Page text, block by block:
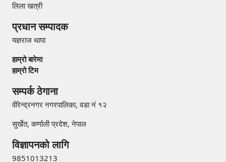
लिला खत्री
प्रधान सम्पादक
यज्ञराज थापा
हाम्रो बारेमा
हाम्रो टिम
सम्पर्क ठेगाना
वीरेन्द्रनगर नगरपालिका, वडा नं १२
सुर्खेत, कर्णाली प्रदेश, नेपाल
विज्ञापनको लागि
9851013213